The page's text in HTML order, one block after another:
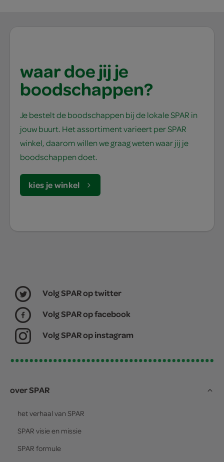
waar doe jij je
boodschappen?
Je bestelt de boodschappen bij de lokale SPAR in
jouw buurt. Het assortiment varieert per SPAR
winkel, daarom willen we graag weten waar jij je
boodschappen doet.
kies je winkel
Volg SPAR op twitter
Volg SPAR op facebook
Volg SPAR op instagram
over SPAR
het verhaal van SPAR
SPAR visie en missie
SPAR formule